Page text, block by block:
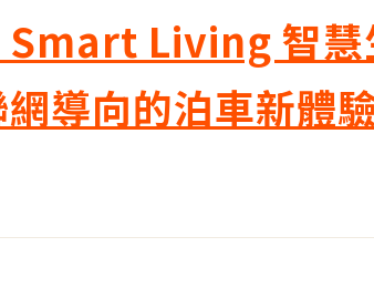
Smart Living 智
導向的泊車新體